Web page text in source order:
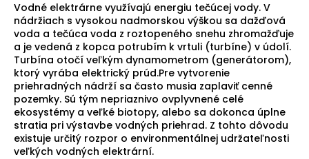
Vodné elektrárne využívajú energiu tečúcej vody. V
nádržiach s vysokou nadmorskou výškou sa dažďová
voda a tečúca voda z roztopeného snehu zhromažďuje
a je vedená z kopca potrubím k vrtuli (turbíne) v údolí.
Turbína otočí veľkým dynamometrom (generátorom),
ktorý vyrába elektrický prúd.Pre vytvorenie
priehradných nádrží sa často musia zaplaviť cenné
pozemky. Sú tým nepriaznivo ovplyvnené celé
ekosystémy a veľké biotopy, alebo sa dokonca úplne
stratia pri výstavbe vodných priehrad. Z tohto dôvodu
existuje určitý rozpor o environmentálnej udržateľnosti
veľkých vodných elektrární.